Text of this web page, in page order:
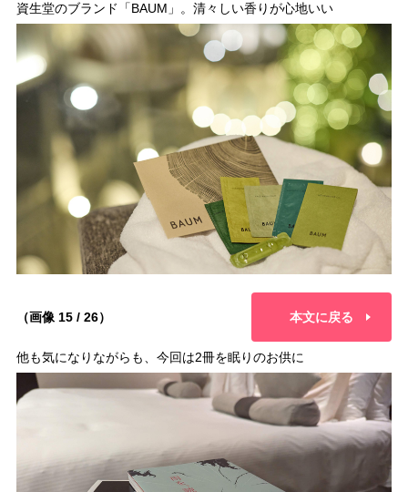
資生堂のブランド「BAUM」。清々しい香りが心地いい
（画像 15 / 26） 本文に戻る
他も気になりながらも、今回は2冊を眠りのお供に